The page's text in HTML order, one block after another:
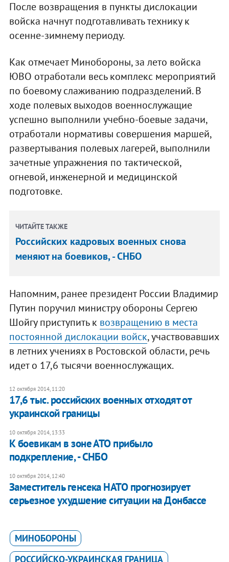
После возвращения в пункты дислокации
войска начнут подготавливать технику к
осенне-зимнему периоду.
Как отмечает Минобороны, за лето войска
ЮВО отработали весь комплекс мероприятий
по боевому слаживанию подразделений. В
ходе полевых выходов военнослужащие
успешно выполнили учебно-боевые задачи,
отработали нормативы совершения маршей,
развертывания полевых лагерей, выполнили
зачетные упражнения по тактической,
огневой, инженерной и медицинской
подготовке.
ЧИТАЙТЕ ТАКЖЕ
Российских кадровых военных снова
меняют на боевиков, - СНБО
Напомним, ранее президент России Владимир
Путин поручил министру обороны Сергею
Шойгу приступить к возвращению в места
постоянной дислокации войск, участвовавших
в летних учениях в Ростовской области, речь
идет о 17,6 тысячи военнослужащих.
12 октября 2014, 11:20
17,6 тыс. российских военных отходят от
украинской границы
10 октября 2014, 13:33
К боевикам в зоне АТО прибыло
подкрепление, - СНБО
10 октября 2014, 12:40
Заместитель генсека НАТО прогнозирует
серьезное ухудшение ситуации на Донбассе
МИНОБОРОНЫ
РОССИЙСКО-УКРАИНСКАЯ ГРАНИЦА